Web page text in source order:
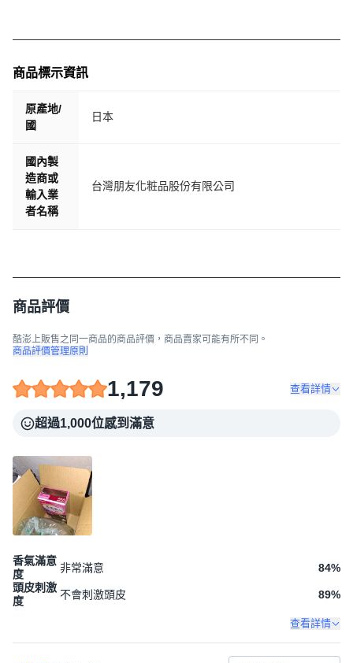
商品標示資訊
原產地/
國
日本
國內製
造商或
輸入業
者名稱
台灣朋友化粧品股份有限公司
商品評價
酷澎上販售之同一商品的商品評價，商品賣家可能有所不同。
商品評價管理原則
1,179 查看詳情
超過1,000位感到滿意
香氣滿意
度
非常滿意 84%
頭皮刺激
度
不會刺激頭皮 89%
查看詳情